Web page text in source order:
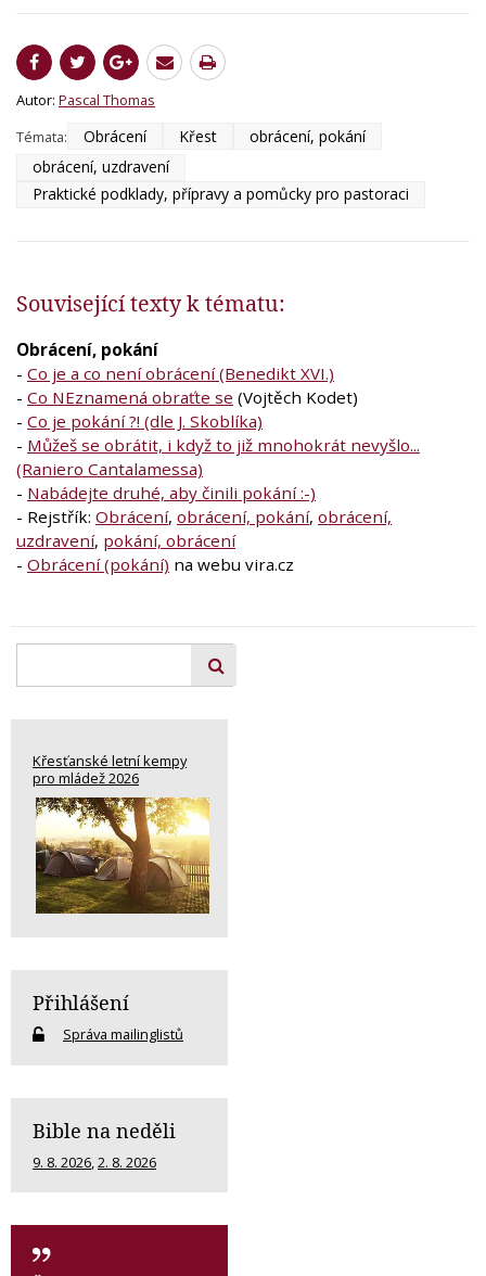
Autor: Pascal Thomas
Témata:
Obrácení Křest
obrácení, pokání
obrácení, uzdravení
Praktické podklady, přípravy a pomůcky pro pastoraci
Související texty k tématu:
Obrácení, pokání
- Co je a co není obrácení (Benedikt XVI.)
- Co NEznamená obraťte se (Vojtěch Kodet)
- Co je pokání ?! (dle J. Skoblíka)
- Můžeš se obrátit, i když to již mnohokrát nevyšlo...
(Raniero Cantalamessa)
- Nabádejte druhé, aby činili pokání :-)
- Rejstřík: Obrácení, obrácení, pokání, obrácení,
uzdravení, pokání, obrácení
- Obrácení (pokání) na webu vira.cz
Křesťanské letní kempy
pro mládež 2026
Přihlášení
Správa mailinglistů
Bible na neděli
9. 8. 2026,2. 8. 2026